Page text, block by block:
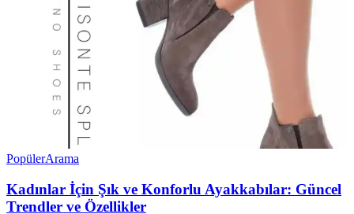
PopülerArama
Kadınlar İçin Şık ve Konforlu Ayakkabılar: Güncel
Trendler ve Özellikler